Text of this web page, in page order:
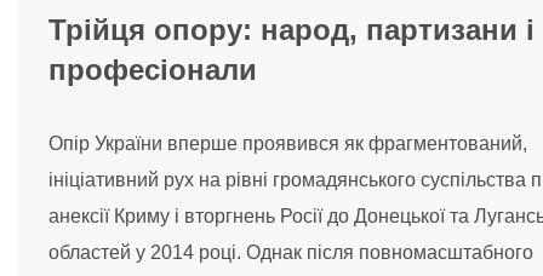
Трійця опору: народ, партизани і
професіонали
Опір України вперше проявився як фрагментований,
ініціативний рух на рівні громадянського суспільства
анексії Криму і вторгнень Росії до Донецької та
областей у 2014 році. Однак після повномасштабного